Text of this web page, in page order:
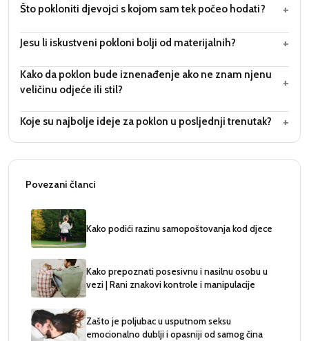
Što pokloniti djevojci s kojom sam tek počeo hodati? +
Jesu li iskustveni pokloni bolji od materijalnih? +
Kako da poklon bude iznenađenje ako ne znam njenu
veličinu odjeće ili stil?
+
Koje su najbolje ideje za poklon u posljednji trenutak? +
Povezani članci
Kako podići razinu samopoštovanja kod djece
Kako prepoznati posesivnu i nasilnu osobu u
vezi | Rani znakovi kontrole i manipulacije
Zašto je poljubac u usputnom seksu
emocionalno dublji i opasniji od samog čina